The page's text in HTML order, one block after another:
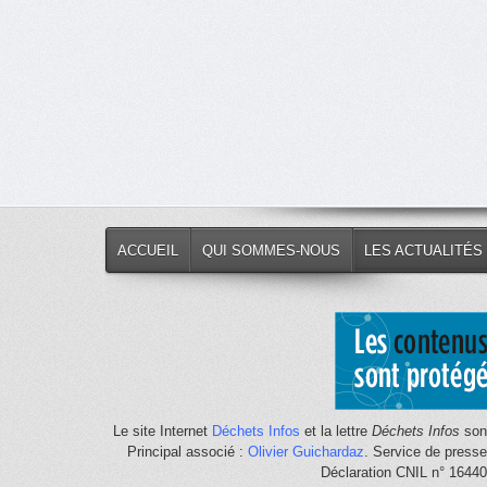
ACCUEIL QUI SOMMES-NOUS LES ACTUALITÉS
Le site Internet Déchets Infos et la lettre Déchets Infos
Principal associé : Olivier Guichardaz. Service de
Déclaration CNIL n°